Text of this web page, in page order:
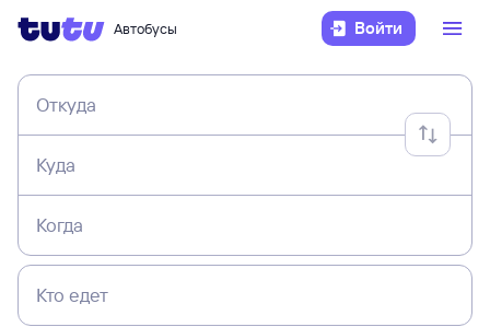
Автобусы Войти
Откуда
Куда
Когда
Кто едет